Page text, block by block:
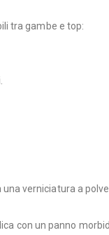
tra gambe e top:
verniciatura a
con un panno